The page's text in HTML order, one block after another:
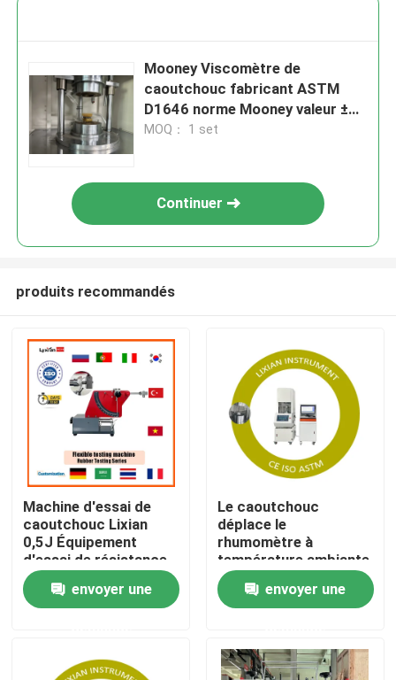
Maison
Spectacle RV
Mooney Viscomètre de
caoutchouc fabricant ASTM
D1646 norme Mooney valeur ±
0,5 Mooney Viscomètre pour
MOQ： 1 set
Continuer
produits recommandés
Machine d'essai de
caoutchouc Lixian
0,5J Équipement
d'essai de résistance
à la rebond flexible du
caoutchouc
énergétique
envoyer une
Le caoutchouc
déplace le
rhumomètre à
température ambiante
jusqu'à 200°C
Rencontre de la norme
ISO 6502 Pression 0,5
envoyer une